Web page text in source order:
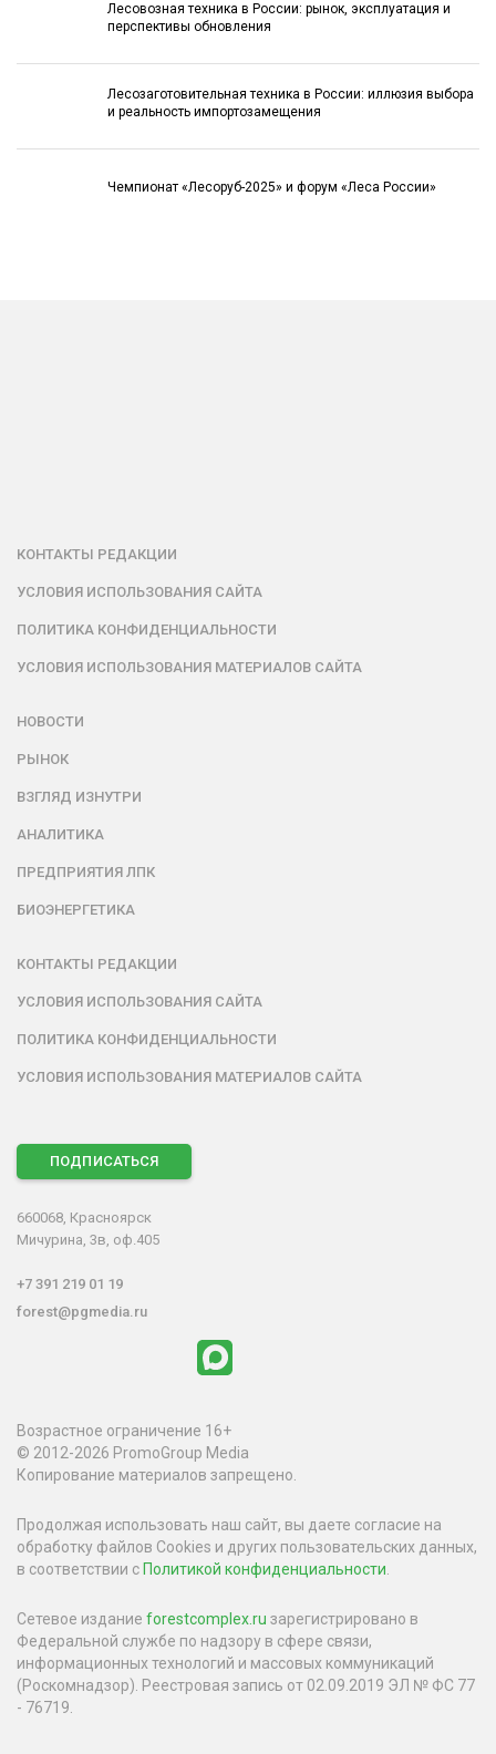
Лесовозная техника в России: рынок, эксплуатация и
перспективы обновления
Лесозаготовительная техника в России: иллюзия выбора
и реальность импортозамещения
Чемпионат «Лесоруб-2025» и форум «Леса России»
КОНТАКТЫ РЕДАКЦИИ
УСЛОВИЯ ИСПОЛЬЗОВАНИЯ САЙТА
ПОЛИТИКА КОНФИДЕНЦИАЛЬНОСТИ
УСЛОВИЯ ИСПОЛЬЗОВАНИЯ МАТЕРИАЛОВ САЙТА
НОВОСТИ
РЫНОК
ВЗГЛЯД ИЗНУТРИ
АНАЛИТИКА
ПРЕДПРИЯТИЯ ЛПК
БИОЭНЕРГЕТИКА
КОНТАКТЫ РЕДАКЦИИ
УСЛОВИЯ ИСПОЛЬЗОВАНИЯ САЙТА
ПОЛИТИКА КОНФИДЕНЦИАЛЬНОСТИ
УСЛОВИЯ ИСПОЛЬЗОВАНИЯ МАТЕРИАЛОВ САЙТА
ПОДПИСАТЬСЯ
660068, Красноярск
Мичурина, 3в, оф.405
+7 391 219 01 19
forest@pgmedia.ru
Возрастное ограничение 16+
© 2012-2026 PromoGroup Media
Копирование материалов запрещено.
Продолжая использовать наш сайт, вы даете согласие на
обработку файлов Cookies и других пользовательских данных,
в соответствии с Политикой конфиденциальности
Сетевое издание forestcomplex.ru зарегистрировано в
Федеральной службе по надзору в сфере связи,
информационных технологий и массовых коммуникаций
(Роскомнадзор). Реестровая запись от 02.09.2019 ЭЛ № ФС 77
- 76719.